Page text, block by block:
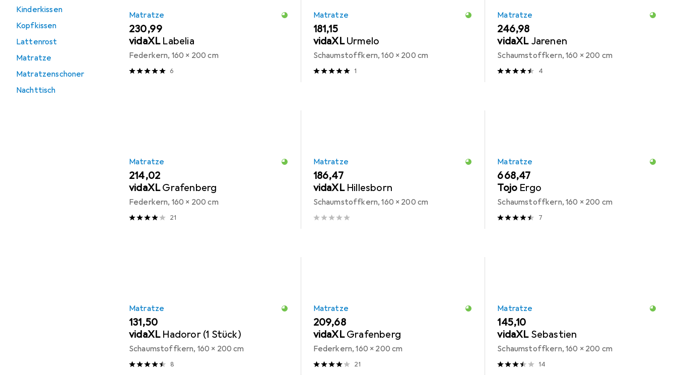
Kinderkissen
Kopfkissen
Lattenrost
Matratze
Matratzenschoner
Nachttisch
Matratze
EUR
230,99
vidaXL Labelia
Federkern, 160 x 200 cm
6
Matratze
EUR
181,15
vidaXL Urmelo
Schaumstoffkern, 160 x 200 cm
1
Matratze
EUR
246,98
vidaXL Jarenen
Schaumstoffkern, 160 x 200 cm
4
Matratze
EUR
214,02
vidaXLGrafenberg
Federkern, 160 x 200 cm
21
Matratze
EUR
186,47
vidaXL Hillesborn
Schaumstoffkern, 160 x 200 cm
Matratze
EUR
668,47
Tojo Ergo
Schaumstoffkern, 160 x 200 cm
7
Matratze
EUR
131,50
vidaXL Hadoror (1 Stück)
Schaumstoffkern, 160 x 200 cm
8
Matratze
EUR
209,68
vidaXL Grafenberg
Federkern, 160 x 200 cm
21
Matratze
EUR
145,10
vidaXL Sebastien
Schaumstoffkern, 160 x 200 cm
14